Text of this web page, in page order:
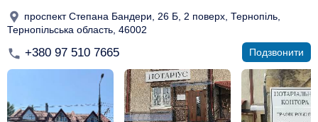
проспект Степана Бандери, 26 Б, 2 поверх, Тернопіль,
Тернопільська область, 46002
+380 97 510 7665 Подзвонити